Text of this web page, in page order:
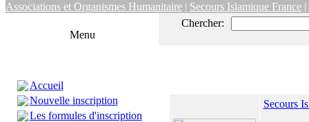
Associations et Organismes Humanitaire | Secours Islamique France
Menu
Accueil
Nouvelle inscription
Les formules d'inscription
Chercher:
Secours